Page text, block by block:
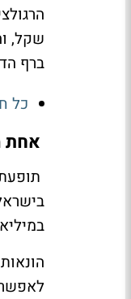
ברף
כל
אחת